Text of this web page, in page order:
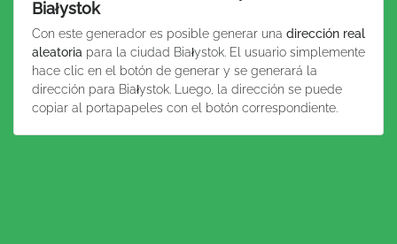
Białystok
Con este generador es posible generar una dirección real
aleatoria para la ciudad Białystok. El usuario simplemente
hace clic en el botón de generar y se generará la
dirección para Białystok. Luego, la dirección se puede
copiar al portapapeles con el botón correspondiente.